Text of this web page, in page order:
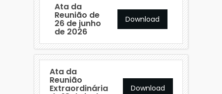
Ata da
Reunião de
26 de junho
de 2026
Download
Ata da
Reunião
Extraordinária Download